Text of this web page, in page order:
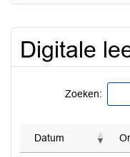
Digitale
Zoeken:
Datum